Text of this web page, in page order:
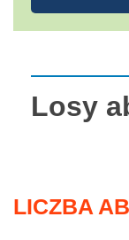
Losy
LICZBA